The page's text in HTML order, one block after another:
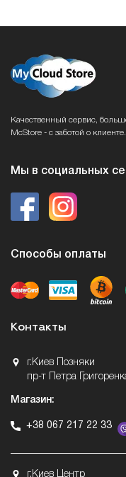
Качественный сервис,
McStore - с заботой о клиенте.
Мы в социальных
Способы оплаты
Контакты
г.Киев Позняки
пр-т Петра
Магазин:
+38 067 217 22 33
г.Киев Центр